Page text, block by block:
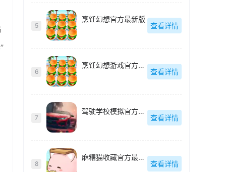
5
烹饪幻想官方最新版
查看详情
6
烹饪幻想游戏官方最新版
查看详情
7
驾驶学校模拟官方最新版
查看详情
8
麻糬猫收藏官方最新版
查看详情